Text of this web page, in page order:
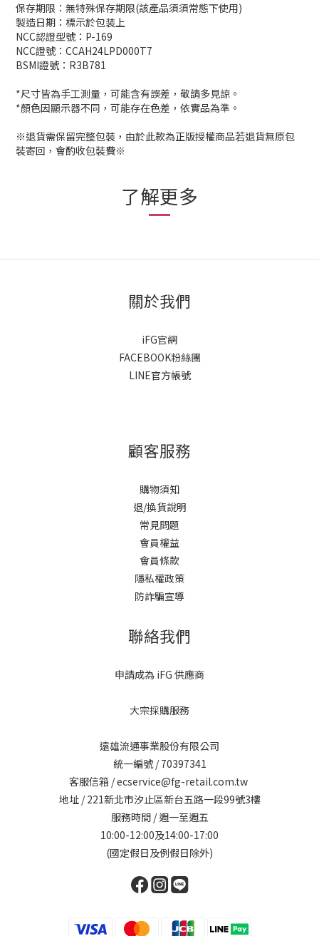
保存期限：無特殊保存期限(該產品須須常態下使用)
製造日期：標示於包装上
NCC認證型號：P-169
NCC證號：CCAH24LPD000T7
BSMI證號：R3B781
*尺寸皆為手工測量，可能含有誤差，敬請多見諒。
*顏色因顯示器不同，可能存在色差，依實品為準。
※退貨需保留完整包裝，由於此款為正版授權商品若退貨無原包
裝寄回，會酌收包裝費※
了解更多
關於我們
iFG官網
FACEBOOK粉絲團
LINE官方帳號
顧客服務
購物須知
退/換貨說明
常見問題
會員權益
會員條款
隱私權政策
防詐騙宣導
聯絡我們
申請成為 iFG 供應商
大宗採購服務
遠雄流通事業股份有限公司
統一編號 / 70397341
客服信箱 / ecservice@fg-retail.com.tw
地址 / 221新北市汐止區新台五路一段99號3樓
服務時間 / 週一至週五
10:00-12:00及14:00-17:00
(國定假日及例假日除外)